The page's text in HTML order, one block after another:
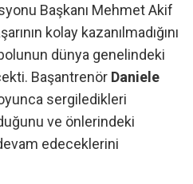
Başkanı Mehmet Akif
kolay kazanılmadığını
dünya genelindeki
Başantrenör Daniele
sergiledikleri
ve önlerindeki
edeceklerini